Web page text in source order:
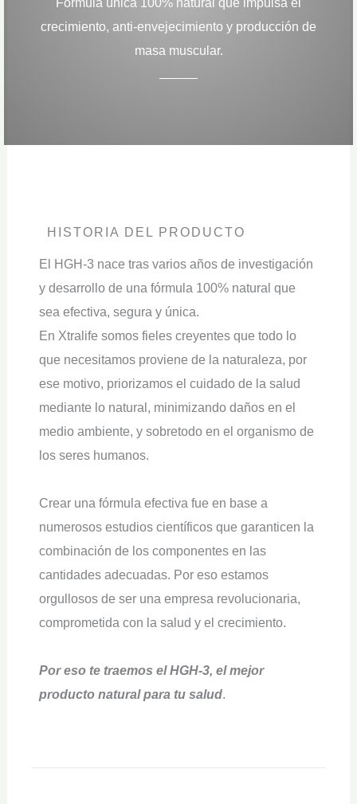
crecimiento, anti-envejecimiento y producción de
masa muscular.
HISTORIA DEL PRODUCTO
El HGH-3 nace tras varios años de investigación
y desarrollo de una fórmula 100% natural que
sea efectiva, segura y única.
En Xtralife somos fieles creyentes que todo lo
que necesitamos proviene de la naturaleza, por
ese motivo, priorizamos el cuidado de la salud
mediante lo natural, minimizando daños en el
medio ambiente, y sobretodo en el organismo de
los seres humanos.
Crear una fórmula efectiva fue en base a
numerosos estudios científicos que garanticen la
combinación de los componentes en las
cantidades adecuadas. Por eso estamos
orgullosos de ser una empresa revolucionaria,
comprometida con la salud y el crecimiento.
Por eso te traemos el HGH-3, el mejor
producto natural para tu salud.